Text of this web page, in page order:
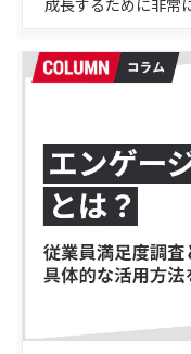
成長するために非